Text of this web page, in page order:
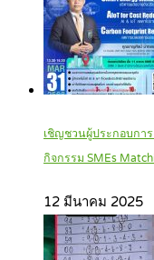
เชิญชวนผู้ประกอบการ
กิจกรรม SMEs
12 มีนาคม 2025